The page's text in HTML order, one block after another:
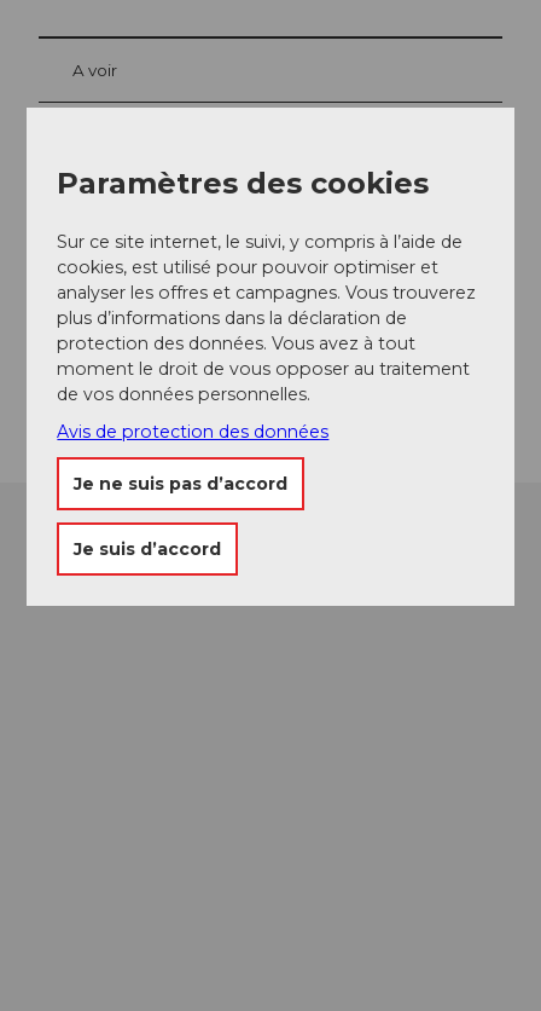
A voir
Webcams
Contact
6432Rickenbach bei Schwyz
Arrivée
Paramètres des cookies
Sur ce site internet, le suivi, y compris à l’aide de
cookies, est utilisé pour pouvoir optimiser et
analyser les offres et campagnes. Vous trouverez
plus d’informations dans la déclaration de
protection des données. Vous avez à tout
moment le droit de vous opposer au traitement
de vos données personnelles.
Avis de protection des données
Je ne suis pas d’accord
Je suis d’accord